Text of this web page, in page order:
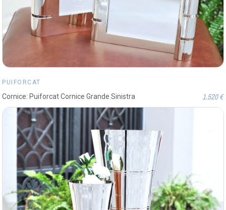
PUIFORCAT
Cornice: Puiforcat Cornice Grande Sinistra 1.520 €